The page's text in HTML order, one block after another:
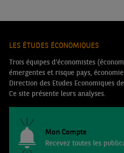
LES ÉTUDES ÉCONOMIQUES
Trois équipes d’économistes
émergentes et risque pays,
Direction des Etudes Economiques
Ce site présente leurs analyses.
Mon Compte
Recevez toutes les